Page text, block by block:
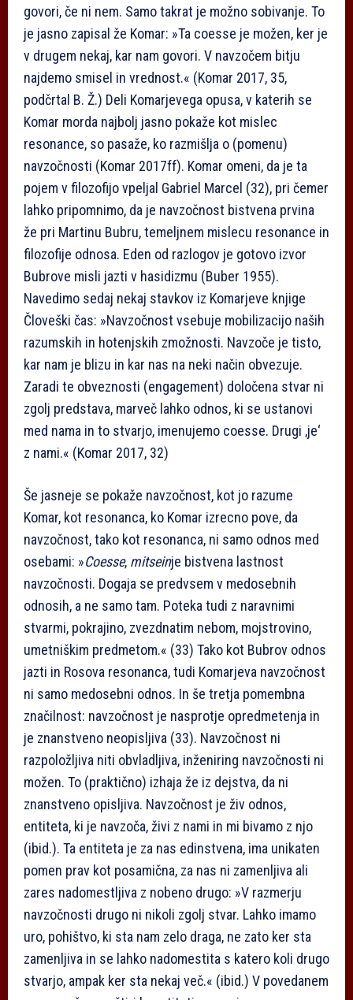
govori, če ni nem. Samo takrat je možno sobivanje. To
je jasno zapisal že Komar: »Ta co­esse je možen, ker je
v drugem nekaj, kar nam govori. V navzočem bitju
najdemo smisel in vrednost.« (Komar 2017, 35,
podčrtal B. Ž.) Deli Komarjevega opusa, v katerih se
Komar morda najbolj jasno pokaže kot mislec
resonance, so pasaže, ko razmišlja o (pomenu)
navzočnosti (Komar 2017ff). Komar omeni, da je ta
pojem v filozofijo vpeljal Gabriel Marcel (32), pri čemer
lahko pripomnimo, da je navzočnost bistvena prvina
že pri Martinu Bubru, temeljnem mislecu resonance in
filozofije odnosa. Eden od razlogov je gotovo izvor
Bubrove misli jaz­ti v hasidizmu (Buber 1955).
Navedimo sedaj nekaj stavkov iz Komarjeve knjige
Človeški čas: »Navzočnost vsebuje mobilizacijo naših
razumskih in hotenjskih zmožnosti. Navzoče je tisto,
kar nam je blizu in kar nas na neki način obvezuje.
Zaradi te obveznosti (engagement) določena stvar ni
zgolj predstava, marveč lahko odnos, ki se ustanovi
med nama in to stvarjo, imenujemo co­esse. Drugi ‚je‘
z nami.« (Komar 2017, 32)
Še jasneje se pokaže navzočnost, kot jo razume
Komar, kot resonanca, ko Komar izrecno pove, da
navzočnost, tako kot resonanca, ni samo odnos med
osebami: »Co­esse, mit­seinje bistvena lastnost
navzočnosti. Dogaja se predvsem v medosebnih
odnosih, a ne samo tam. Poteka tudi z naravnimi
stvarmi, pokrajino, zvezdnatim nebom, mojstrovino,
umetniškim predmetom.« (33) Tako kot Bubrov odnos
jaz­ti in Rosova resonanca, tudi Komarjeva navzočnost
ni samo medosebni odnos. In še tretja pomembna
značilnost: navzočnost je nasprotje opredmetenja in
je znanstveno neopisljiva (33). Navzočnost ni
razpoložljiva niti obvladljiva, inženiring navzočnosti ni
možen. To (praktično) izhaja že iz dejstva, da ni
znanstveno opisljiva. Navzočnost je živ odnos,
entiteta, ki je navzoča, živi z nami in mi bivamo z njo
(ibid.). Ta entiteta je za nas edinstvena, ima unikaten
pomen prav kot posamična, za nas ni zamenljiva ali
zares nadomestljiva z nobeno drugo: »V razmerju
navzočnosti drugo ni nikoli zgolj stvar. Lahko imamo
uro, pohištvo, ki sta nam zelo draga, ne zato ker sta
zamenljiva in se lahko nadomestita s katero koli drugo
stvarjo, ampak ker sta nekaj več.« (ibid.) V povedanem